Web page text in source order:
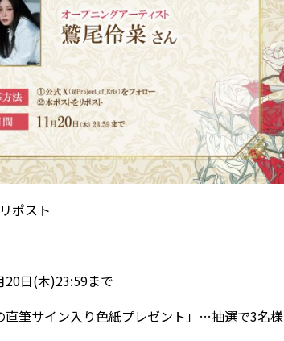
ポスト
日(木)23:59まで
筆サイン入り色紙プレゼント」…抽選で3名様